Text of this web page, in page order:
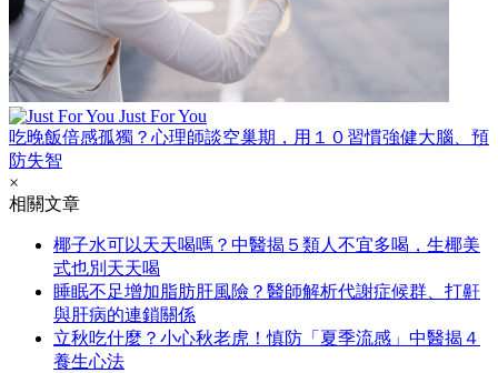
Just For You
吃晚飯倍感孤獨？心理師談空巢期，用１０習慣強健大腦、預
防失智
×
相關文章
椰子水可以天天喝嗎？中醫揭５類人不宜多喝，生椰美
式也別天天喝
睡眠不足增加脂肪肝風險？醫師解析代謝症候群、打鼾
與肝病的連鎖關係
立秋吃什麼？小心秋老虎！慎防「夏季流感」中醫揭４
養生心法